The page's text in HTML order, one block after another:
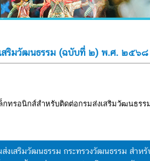
เสริมวัฒนธรรม (ฉบับที่ ๒) พ.ศ. ๒๕๖๘
ล็กทรอนิกส์สำหรับติดต่อกรมส่งเสริมวัฒนธร
งเสริมวัฒนธรรม กระทรวงวัฒนธรรม สำห